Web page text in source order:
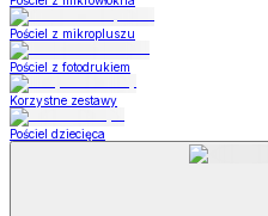
Pościel z mikropluszu
Pościel z fotodrukiem
Korzystne zestawy
Pościel dziecięca